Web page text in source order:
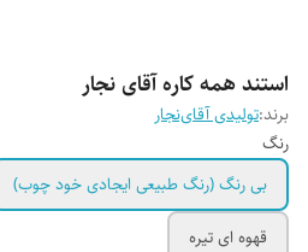
استند همه کاره آقای نجار
برند:تولیدی آقای‌نجار
رنگ
بی رنگ (رنگ طبیعی ایجادی خود چوب)
قهوه ای تیره